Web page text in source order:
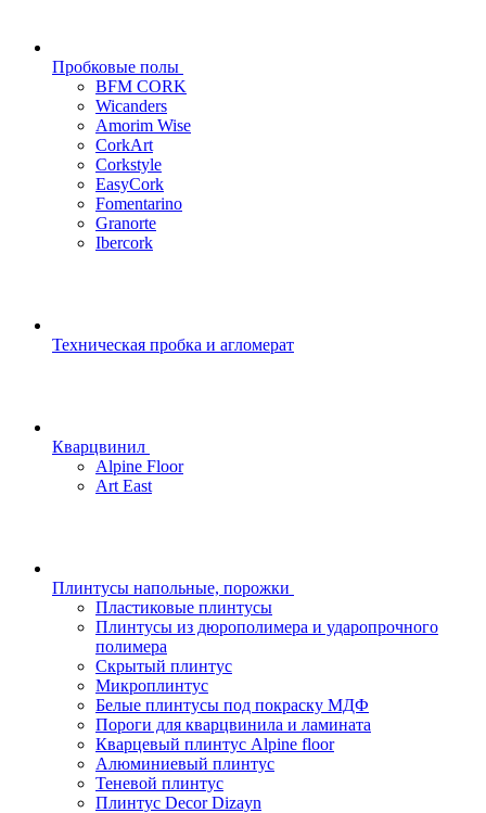
Пробковые полы
BFM CORK
Wicanders
Amorim Wise
CorkArt
Corkstyle
EasyCork
Fomentarino
Granorte
Ibercork
Техническая пробка и агломерат
Кварцвинил
Alpine Floor
Art East
Плинтусы напольные, порожки
Пластиковые плинтусы
Плинтусы из дюрополимера и ударопрочного
полимера
Скрытый плинтус
Микроплинтус
Белые плинтусы под покраску МДФ
Пороги для кварцвинила и ламината
Кварцевый плинтус Alpine floor
Алюминиевый плинтус
Теневой плинтус
Плинтус Decor Dizayn